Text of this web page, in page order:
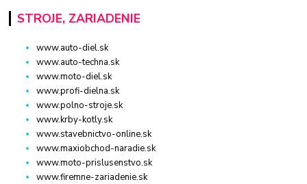
STROJE, ZARIADENIE
www.auto-diel.sk
www.auto-techna.sk
www.moto-diel.sk
www.profi-dielna.sk
www.polno-stroje.sk
www.krby-kotly.sk
www.stavebnictvo-online.sk
www.maxiobchod-naradie.sk
www.moto-prislusenstvo.sk
www.firemne-zariadenie.sk